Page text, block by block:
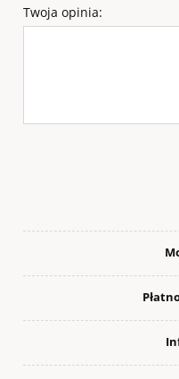
Twoja opinia: